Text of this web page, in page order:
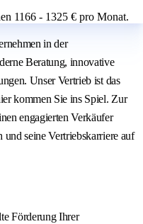
1166 - 1325 € pro Monat.
in der
Beratung, innovative
Unser Vertrieb ist das
kommen Sie ins Spiel. Zur
engagierten Verkäufer
seine Vertriebskarriere auf
Förderung Ihrer